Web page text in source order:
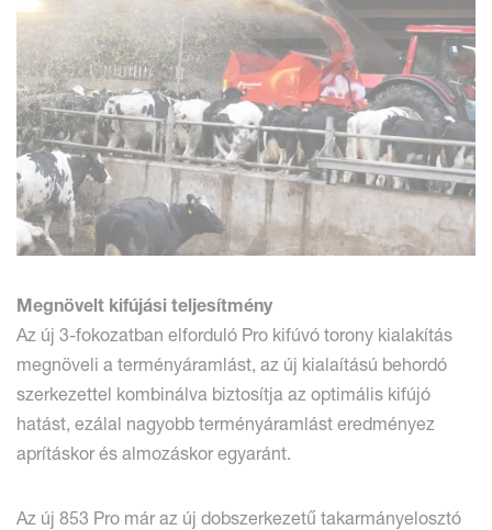
Megnövelt kifújási teljesítmény
Az új 3-fokozatban elforduló Pro kifúvó torony kialakítás
megnöveli a terményáramlást, az új kialaítású behordó
szerkezettel kombinálva biztosítja az optimális kifújó
hatást, ezálal nagyobb terményáramlást eredményez
aprításkor és almozáskor egyaránt.
Az új 853 Pro már az új dobszerkezetű takarmányelosztó